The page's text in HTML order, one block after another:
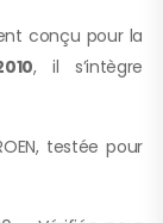
conçu pour la
, il s’intègre
testée pour